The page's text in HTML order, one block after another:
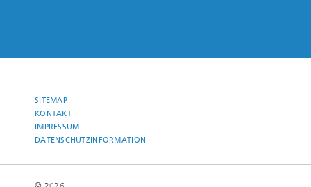
SITEMAP
KONTAKT
IMPRESSUM
DATENSCHUTZINFORMATION